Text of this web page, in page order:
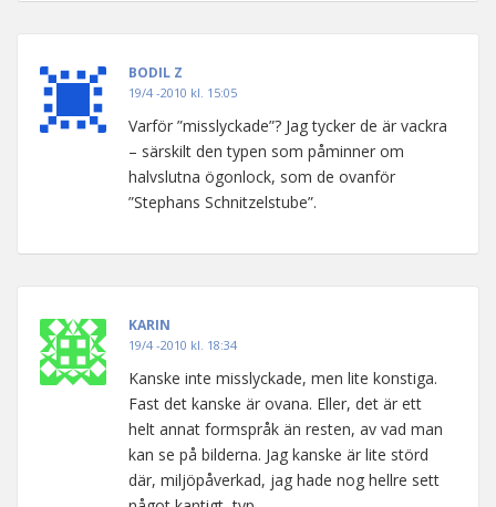
BODIL Z
19/4 -2010 kl. 15:05
Varför ”misslyckade”? Jag tycker de är vackra
– särskilt den typen som påminner om
halvslutna ögonlock, som de ovanför
”Stephans Schnitzelstube”.
KARIN
19/4 -2010 kl. 18:34
Kanske inte misslyckade, men lite konstiga.
Fast det kanske är ovana. Eller, det är ett
helt annat formspråk än resten, av vad man
kan se på bilderna. Jag kanske är lite störd
där, miljöpåverkad, jag hade nog hellre sett